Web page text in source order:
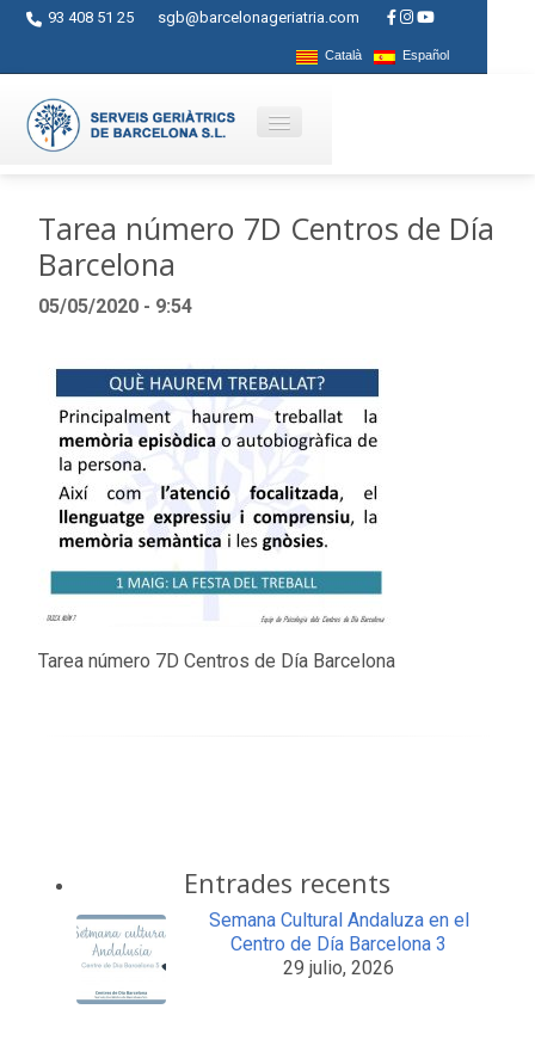
93 408 51 25 sgb@barcelonageriatria.com
Català Español
Servicios
Actividades
Ayudas
Contacto
Blog
Tarea número 7D Centros de Día
Barcelona
05/05/2020 - 9:54
Tarea número 7D Centros de Día Barcelona
Entrades recents
Semana Cultural Andaluza en el
Centro de Día Barcelona 3
29 julio, 2026